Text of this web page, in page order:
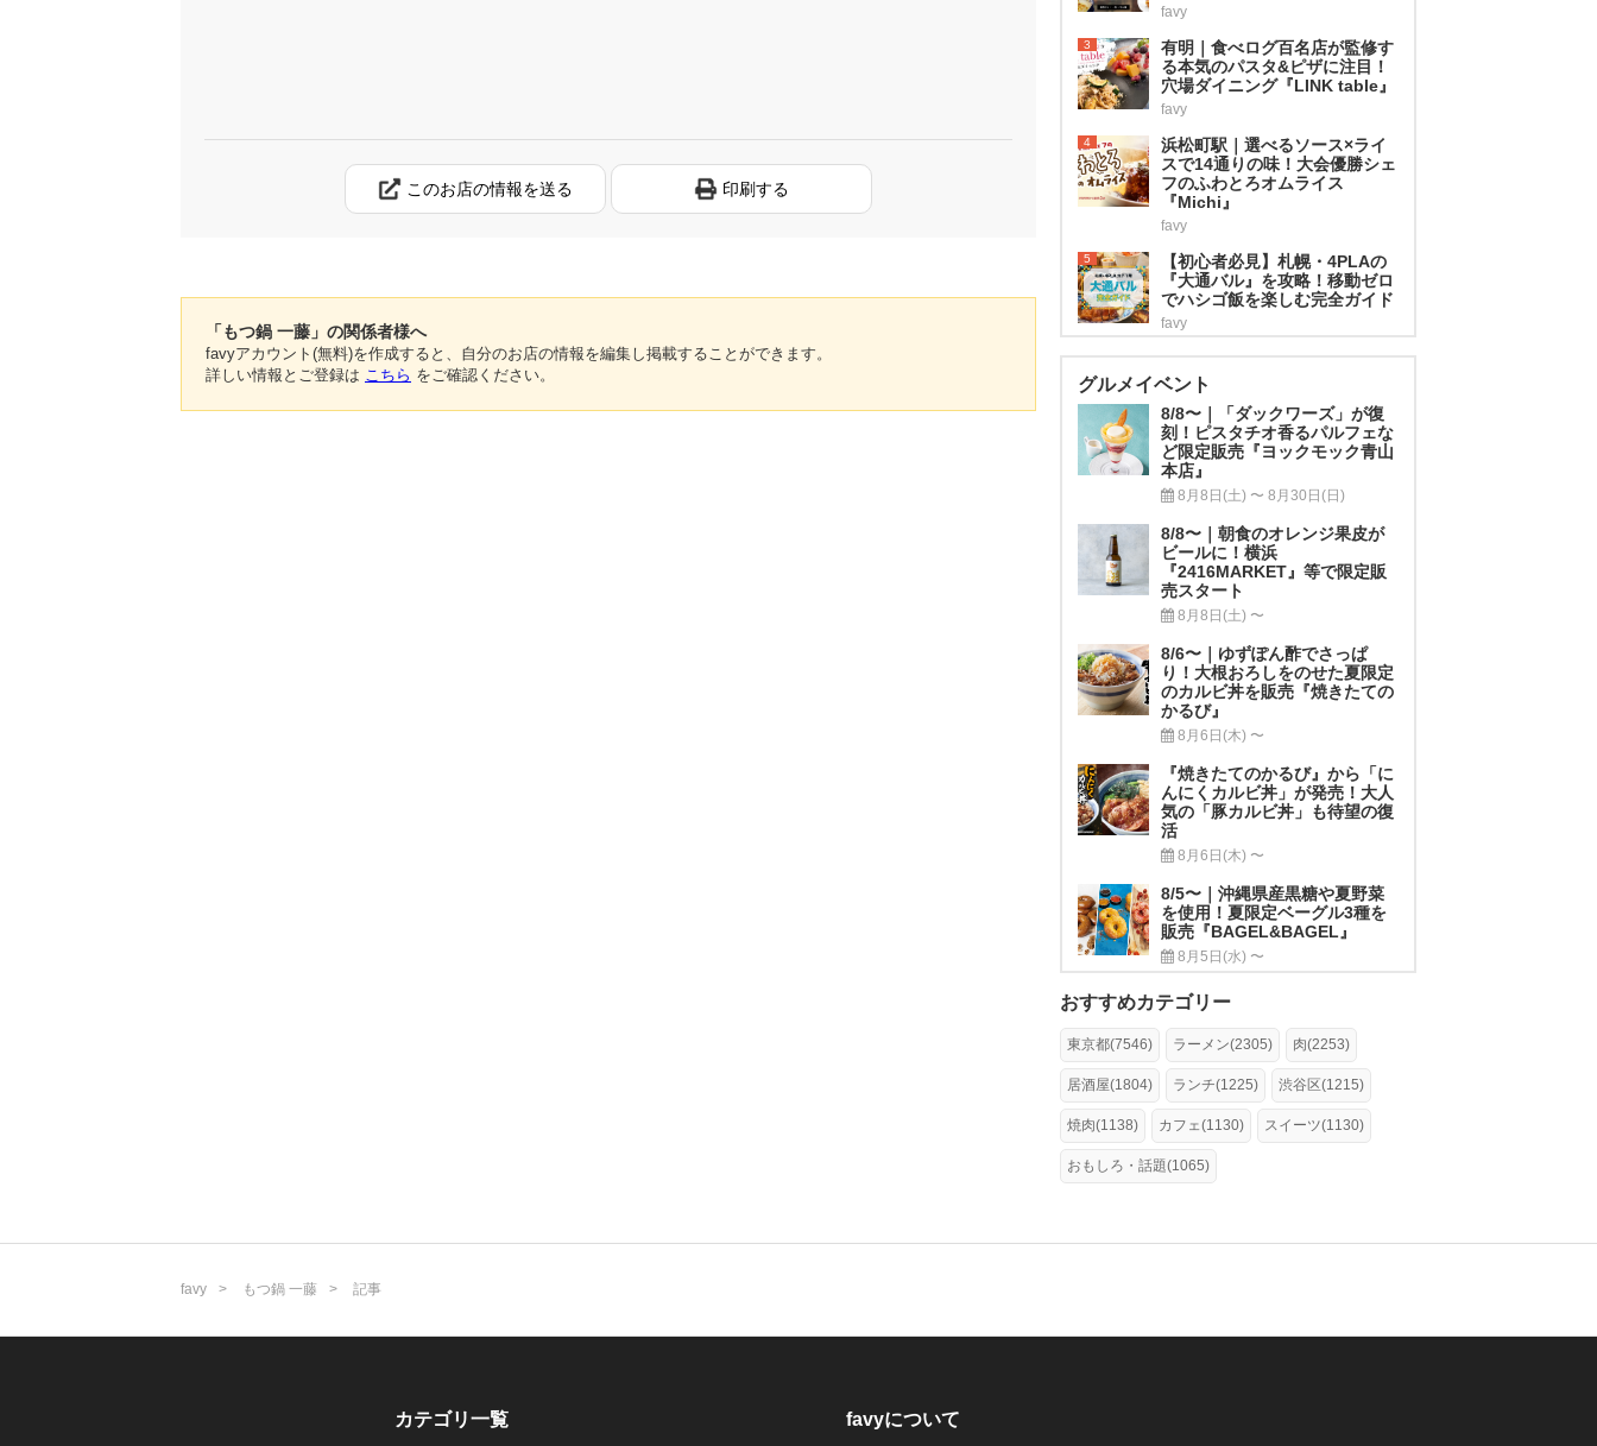
このお店の情報を送る 印刷する
「もつ鍋 一藤」の関係者様へ
favyアカウント(無料)を作成すると、自分のお店の情報を編集し掲載することができます。
詳しい情報とご登録は こちら をご確認ください。
favy
3
有明｜食べログ百名店が監修す
る本気のパスタ&ピザに注目！
穴場ダイニング『LINK table』
favy
4
浜松町駅｜選べるソース×ライ
スで14通りの味！大会優勝シェ
フのふわとろオムライス
『Michi』
favy
5
【初心者必見】札幌・4PLAの
『大通バル』を攻略！移動ゼロ
でハシゴ飯を楽しむ完全ガイド
favy
グルメイベント
8/8〜｜「ダックワーズ」が復
刻！ピスタチオ香るパルフェな
ど限定販売『ヨックモック青山
本店』
8月8日(土) 〜 8月30日(日)
8/8〜｜朝食のオレンジ果皮が
ビールに！横浜
『2416MARKET』等で限定販
売スタート
8月8日(土) 〜
8/6〜｜ゆずぽん酢でさっぱ
り！大根おろしをのせた夏限定
のカルビ丼を販売『焼きたての
かるび』
8月6日(木) 〜
『焼きたてのかるび』から「に
んにくカルビ丼」が発売！大人
気の「豚カルビ丼」も待望の復
活
8月6日(木) 〜
8/5〜｜沖縄県産黒糖や夏野菜
を使用！夏限定ベーグル3種を
販売『BAGEL&BAGEL』
8月5日(水) 〜
おすすめカテゴリー
東京都(7546) ラーメン(2305) 肉(2253)
居酒屋(1804) ランチ(1225) 渋谷区(1215)
焼肉(1138) カフェ(1130) スイーツ(1130)
おもしろ・話題(1065)
favy もつ鍋 一藤 記事
カテゴリ一覧 favyについて